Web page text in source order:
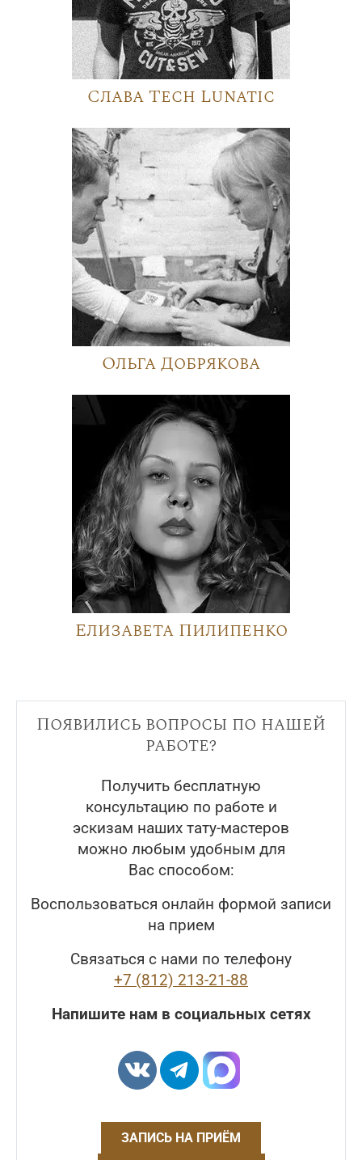
Слава Tech Lunatic
Ольга Добрякова
Елизавета Пилипенко
Появились вопросы по нашей
работе?
Получить бесплатную
консультацию по работе и
эскизам наших тату-мастеров
можно любым удобным для
Вас способом:
Воспользоваться онлайн формой записи
на прием
Связаться с нами по телефону
+7 (812) 213-21-88
Напишите нам в социальных сетях
ЗАПИСЬ НА ПРИЁМ